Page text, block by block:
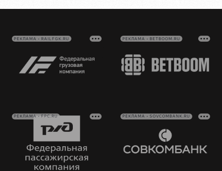
РЕКЛАМА • RAILFGK.RU РЕКЛАМА • BETBOOM.RU
РЕКЛАМА • FPC.RU РЕКЛАМА • SOVCOMBANK.RU